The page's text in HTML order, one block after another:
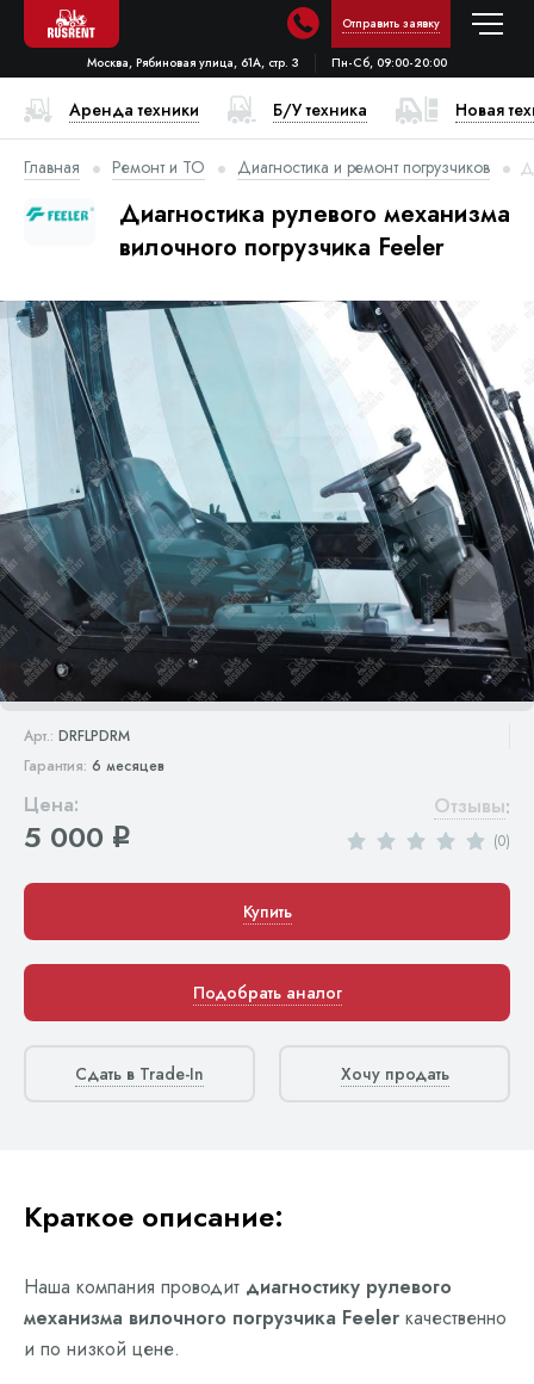
Отправить заявку
Москва, Рябиновая улица, 61А, стр. 3 Пн-Сб, 09:00-20:00
Аренда техники Б/У техника Новая
Главная Ремонт и ТО Диагностика и ремонт погрузчиков
Диагностика рулевого механизма
вилочного погрузчика Feeler
Арт.: DRFLPDRM
Гарантия: 6 месяцев
Цена:
5 000 q
Отзывы:
(0)
Купить
Подобрать аналог
Сдать в Trade-In Хочу продать
Краткое описание:
Наша компания проводит диагностику рулевого
механизма вилочного погрузчика Feeler качественно
и по низкой цене.